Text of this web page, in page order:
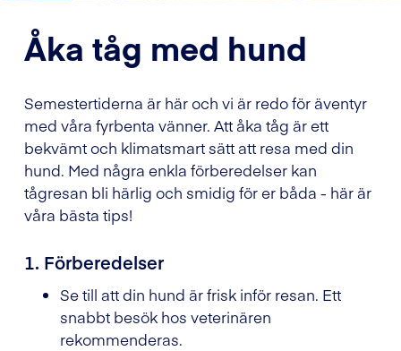
Åka tåg med hund
Semestertiderna är här och vi är redo för äventyr
med våra fyrbenta vänner. Att åka tåg är ett
bekvämt och klimatsmart sätt att resa med din
hund. Med några enkla förberedelser kan
tågresan bli härlig och smidig för er båda - här är
våra bästa tips!
1. Förberedelser
Se till att din hund är frisk inför resan. Ett
snabbt besök hos veterinären
rekommenderas.